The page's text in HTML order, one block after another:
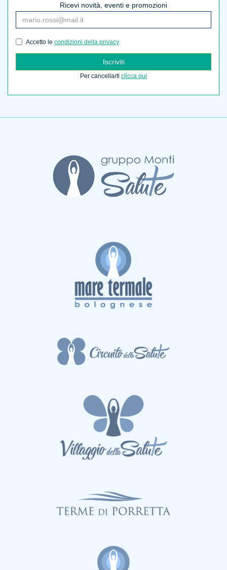
Ricevi novità, eventi e promozioni
Accetto le condizioni della privacy
Iscriviti
Per cancellarti clicca qui